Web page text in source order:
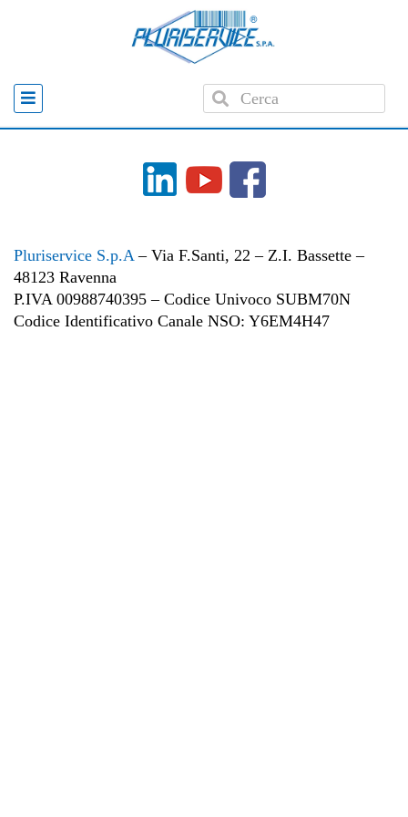
Home Contratti assistenza standard
Pluriservice S.p.A– Via F.Santi, 22 – Z.I. Bassette –
48123 Ravenna
P.IVA 00988740395 – Codice Univoco SUBM70N
Codice Identificativo Canale NSO: Y6EM4H47